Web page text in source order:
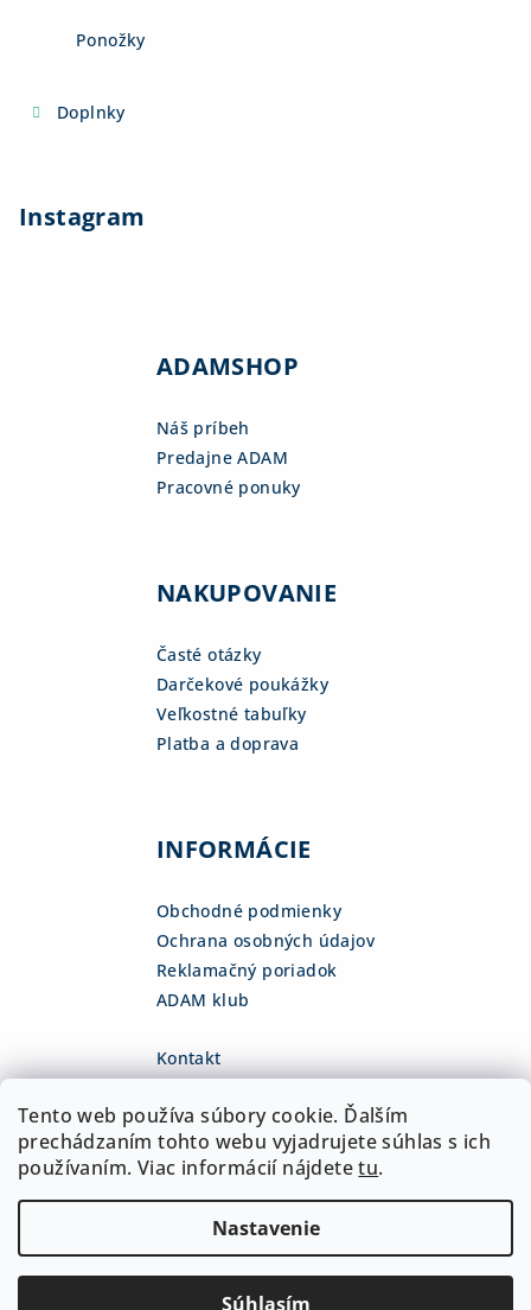
Tento web používa súbory cookie. Ďalším
prechádzaním tohto webu vyjadrujete súhlas s ich
používaním. Viac informácií nájdetetu.
Nastavenie
Súhlasím
Ponožky
Doplnky
Instagram
ADAMSHOP
Náš príbeh
Predajne ADAM
Pracovné ponuky
NAKUPOVANIE
Časté otázky
Darčekové poukážky
Veľkostné tabuľky
Platba a doprava
INFORMÁCIE
Obchodné podmienky
Ochrana osobných údajov
Reklamačný poriadok
ADAM klub
Kontakt
+421 918 468 475
fb.com/adamshop.sk
adamshop.sk